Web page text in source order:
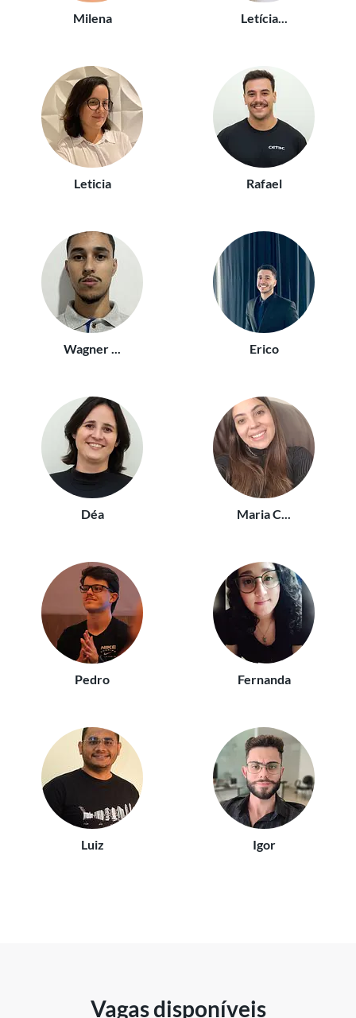
Milena Letícia...
Leticia Rafael
Wagner ... Erico
Déa Maria C...
Pedro Fernanda
Luiz Igor
Vagas disponíveis